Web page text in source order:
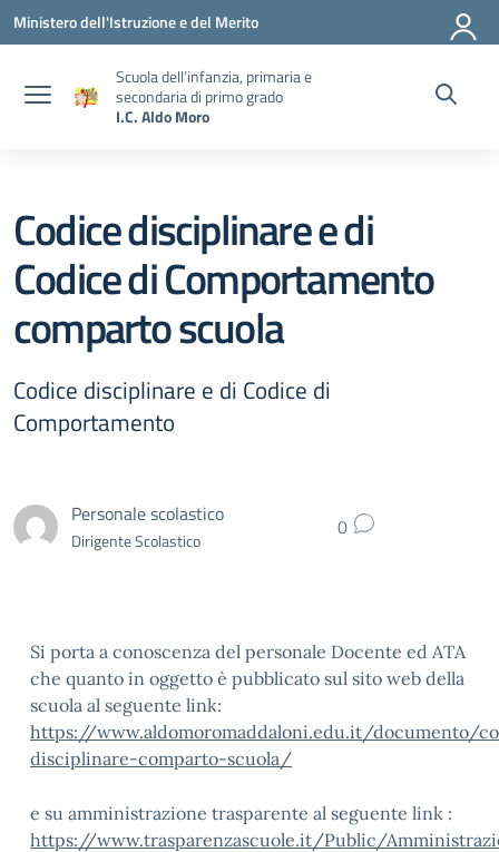
Vai ai contenuti
Vai al menu di navigazione
Vai al footer
Ministero dell'Istruzione e del Merito
Scuola dell’infanzia, primaria e
secondaria di primo grado
I.C. Aldo Moro
Codice disciplinare e di
Codice di Comportamento
comparto scuola
Codice disciplinare e di Codice di
Comportamento
Personale scolastico
Dirigente Scolastico 0
Si porta a conoscenza del personale Docente ed ATA
che quanto in oggetto è pubblicato sul sito web della
scuola al seguente link:
https://www.aldomoromaddaloni.edu.it/documento/
disciplinare-comparto-scuola/
e su amministrazione trasparente al seguente link :
https://www.trasparenzascuole.it/Public/